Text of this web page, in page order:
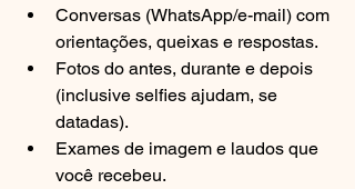
Conversas (WhatsApp/e-mail) com
orientações, queixas e respostas.
Fotos do antes, durante e depois
(inclusive selfies ajudam, se
datadas).
Exames de imagem e laudos que
você recebeu.